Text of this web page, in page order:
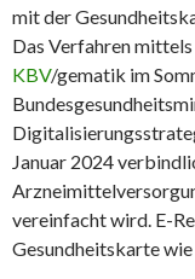
mit der
Das Verfahren
KBV/gematik im
Januar 2024
vereinfacht wird. E-
Gesundheitskarte